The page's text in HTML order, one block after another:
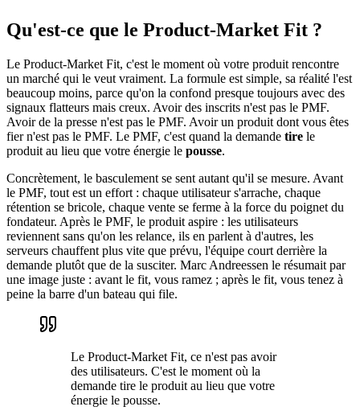
Qu'est-ce que le Product-Market Fit ?
Le Product-Market Fit, c'est le moment où votre produit rencontre
un marché qui le veut vraiment. La formule est simple, sa réalité l'est
beaucoup moins, parce qu'on la confond presque toujours avec des
signaux flatteurs mais creux. Avoir des inscrits n'est pas le PMF.
Avoir de la presse n'est pas le PMF. Avoir un produit dont vous êtes
fier n'est pas le PMF. Le PMF, c'est quand la demande tire le
produit au lieu que votre énergie le pousse.
Concrètement, le basculement se sent autant qu'il se mesure. Avant
le PMF, tout est un effort : chaque utilisateur s'arrache, chaque
rétention se bricole, chaque vente se ferme à la force du poignet du
fondateur. Après le PMF, le produit aspire : les utilisateurs
reviennent sans qu'on les relance, ils en parlent à d'autres, les
serveurs chauffent plus vite que prévu, l'équipe court derrière la
demande plutôt que de la susciter. Marc Andreessen le résumait par
une image juste : avant le fit, vous ramez ; après le fit, vous tenez à
peine la barre d'un bateau qui file.
Le Product-Market Fit, ce n'est pas avoir
des utilisateurs. C'est le moment où la
demande tire le produit au lieu que votre
énergie le pousse.